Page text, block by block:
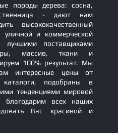
породы дерева: сосна,
- дают нам
высококачественный
уличной и коммерческой
лучшими поставщиками
массив, ткани и
100% результат. Мы
интересные цены от
подобраны в
тенденциями мировой
всех наших
Вас красивой и